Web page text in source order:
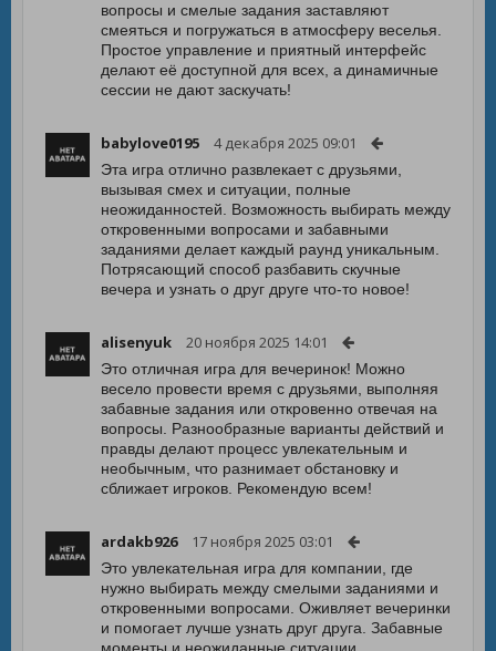
вопросы и смелые задания заставляют
смеяться и погружаться в атмосферу веселья.
Простое управление и приятный интерфейс
делают её доступной для всех, а динамичные
сессии не дают заскучать!
babylove0195 4 декабря 2025 09:01
Эта игра отлично развлекает с друзьями,
вызывая смех и ситуации, полные
неожиданностей. Возможность выбирать между
откровенными вопросами и забавными
заданиями делает каждый раунд уникальным.
Потрясающий способ разбавить скучные
вечера и узнать о друг друге что-то новое!
alisenyuk 20 ноября 2025 14:01
Это отличная игра для вечеринок! Можно
весело провести время с друзьями, выполняя
забавные задания или откровенно отвечая на
вопросы. Разнообразные варианты действий и
правды делают процесс увлекательным и
необычным, что разнимает обстановку и
сближает игроков. Рекомендую всем!
ardakb926 17 ноября 2025 03:01
Это увлекательная игра для компании, где
нужно выбирать между смелыми заданиями и
откровенными вопросами. Оживляет вечеринки
и помогает лучше узнать друг друга. Забавные